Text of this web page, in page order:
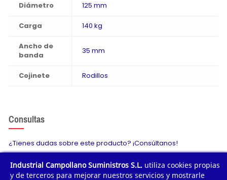
Diámetro 125 mm
Carga 140 kg
Ancho de
banda
35 mm
Cojinete Rodillos
Consultas
¿Tienes dudas sobre este producto? ¡Consúltanos!
Envíanos tu consulta
Industrial Campollano Suministros S.L. utiliza cookies propias
y de terceros para mejorar nuestros servicios y mostrarle